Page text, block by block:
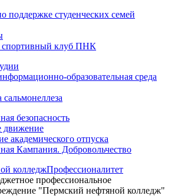
поддержке студенческих семей
спортивный клуб ПНК
образовательная среда
безопасность
движение
академического отпуска
Кампания. Добровольчество
Профессионалитет
профессиональное
"Пермский нефтяной колледж"